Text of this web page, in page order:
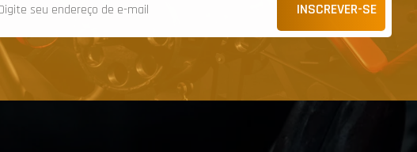
INSCREVER-SE